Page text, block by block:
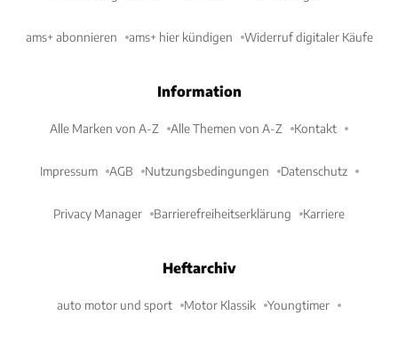
ams+ abonnieren ams+ hier kündigen Widerruf digitaler Käufe
Information
Alle Marken von A-Z Alle Themen von A-Z Kontakt
Impressum AGB Nutzungsbedingungen Datenschutz
Privacy Manager Barrierefreiheitserklärung Karriere
Heftarchiv
auto motor und sport Motor Klassik Youngtimer